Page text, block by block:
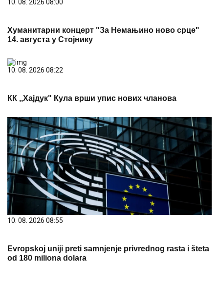
10. 08. 2026 08:00
Хуманитарни концерт "За Немањино ново срце"
14. августа у Стојнику
10. 08. 2026 08:22
КК ,,Хајдук" Кула врши упис нових чланова
10. 08. 2026 08:55
Evropskoj uniji preti samnjenje privrednog rasta i šteta
od 180 miliona dolara